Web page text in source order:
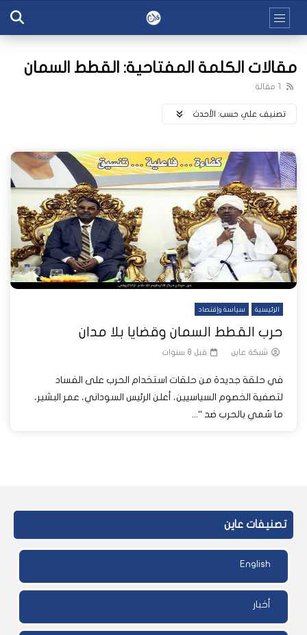
مقالات الكلمة المفتاحية: القطط السمان
1 مقالة
تصنيف علي حسب: اﻷحدث
الرئيسية سياسة وإقتصاد
حرب القطط السمان وقضايا بلا مدان
شبكة عاين قبل 8 سنوات
في حلقة جديدة من حلقات استخدام الحرب على الفساد
لتصفية الخصوم السياسيين، أعلن الرئيس السوداني، عمر البشير،
ما سُمي بالحرب ضد “...
تصنيفات عاين
English
أخبار